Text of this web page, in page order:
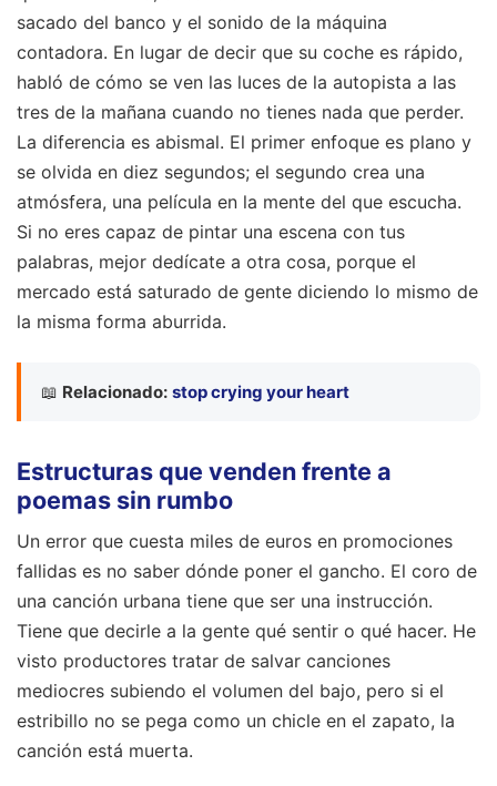
sacado del banco y el sonido de la máquina
contadora. En lugar de decir que su coche es rápido,
habló de cómo se ven las luces de la autopista a las
tres de la mañana cuando no tienes nada que perder.
La diferencia es abismal. El primer enfoque es plano y
se olvida en diez segundos; el segundo crea una
atmósfera, una película en la mente del que escucha.
Si no eres capaz de pintar una escena con tus
palabras, mejor dedícate a otra cosa, porque el
mercado está saturado de gente diciendo lo mismo de
la misma forma aburrida.
📖 Relacionado: stop crying your heart
Estructuras que venden frente a
poemas sin rumbo
Un error que cuesta miles de euros en promociones
fallidas es no saber dónde poner el gancho. El coro de
una canción urbana tiene que ser una instrucción.
Tiene que decirle a la gente qué sentir o qué hacer. He
visto productores tratar de salvar canciones
mediocres subiendo el volumen del bajo, pero si el
estribillo no se pega como un chicle en el zapato, la
canción está muerta.